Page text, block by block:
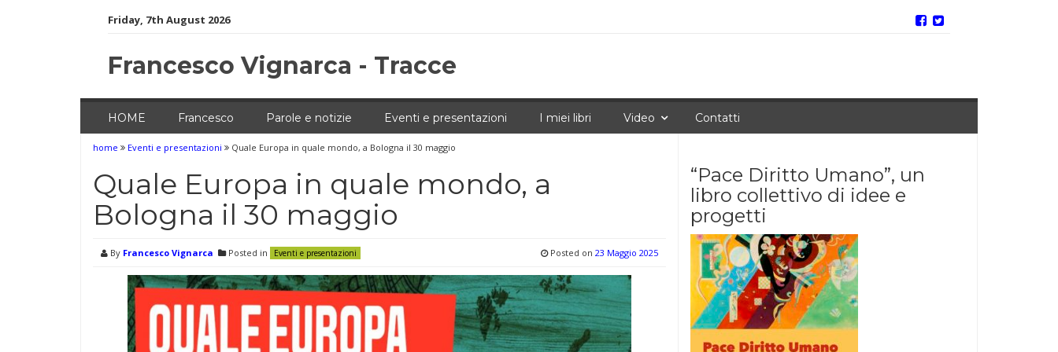
Friday, 7th August 2026
Francesco Vignarca - Tracce
HOME Francesco Parole e notizie Eventi e presentazioni I miei libri Video Contatti
home Eventi e presentazioni Quale Europa in quale mondo, a Bologna il 30 maggio
Quale Europa in quale mondo, a
Bologna il 30 maggio
By Francesco Vignarca Posted in Eventi e presentazioni Posted on 23 Maggio 2025
“Pace Diritto Umano”, un
libro collettivo di idee e
progetti